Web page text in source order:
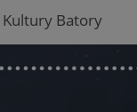
Batory